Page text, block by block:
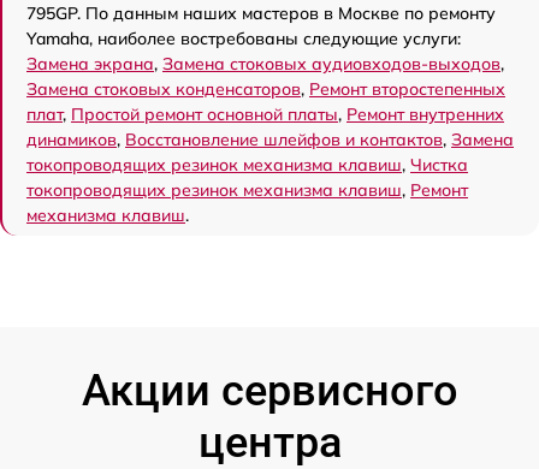
795GP. По данным наших мастеров в Москве по ремонту
Yamaha, наиболее востребованы следующие услуги:
Замена экрана, Замена стоковых аудиовходов-выходов,
Замена стоковых конденсаторов, Ремонт второстепенных
плат, Простой ремонт основной платы, Ремонт внутренних
динамиков, Восстановление шлейфов и контактов, Замена
токопроводящих резинок механизма клавиш, Чистка
токопроводящих резинок механизма клавиш, Ремонт
механизма клавиш.
Акции сервисного
центра